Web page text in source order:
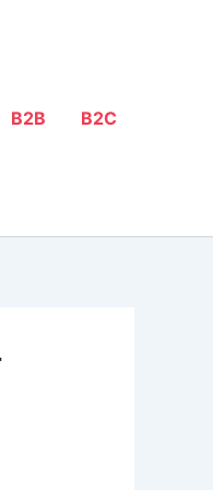
B2B B2C